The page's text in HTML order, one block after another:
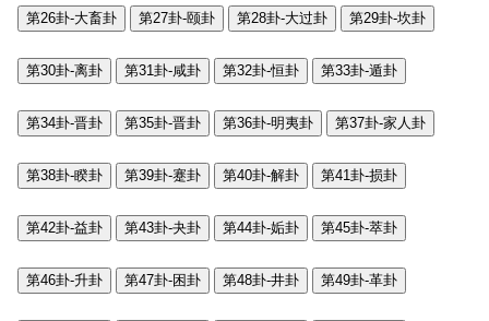
第26卦-大畜卦 第27卦-颐卦 第28卦-大过卦 第29卦-坎卦
第30卦-离卦 第31卦-咸卦 第32卦-恒卦 第33卦-遁卦
第34卦-晋卦 第35卦-晋卦 第36卦-明夷卦 第37卦-家人卦
第38卦-睽卦 第39卦-蹇卦 第40卦-解卦 第41卦-损卦
第42卦-益卦 第43卦-夬卦 第44卦-姤卦 第45卦-萃卦
第46卦-升卦 第47卦-困卦 第48卦-井卦 第49卦-革卦